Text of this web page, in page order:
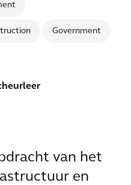
Government
van het
en